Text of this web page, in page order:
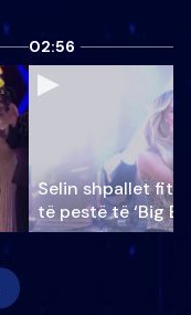
02:56
Selin shpallet
të pestë të ‘Big